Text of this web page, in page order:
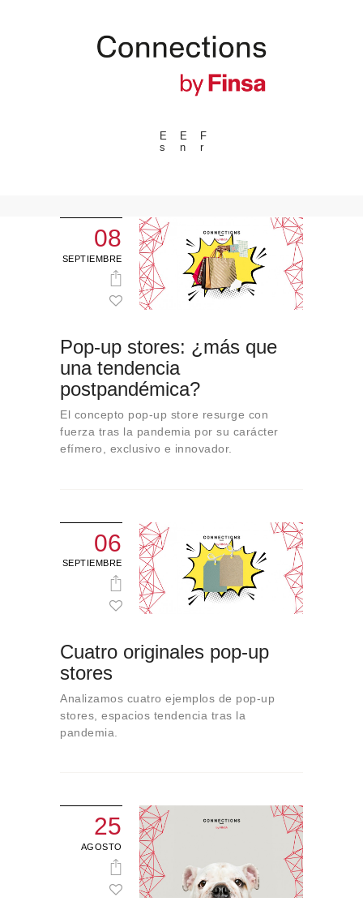
E
s
E
n
F
r
---ENLACES---
Eventos
Espacios
Materiales
Tecnologia
Colaboraciones
Sobre Connections
by Finsa
Contacto
08
SEPTIEMBRE
Pop-up stores: ¿más que
una tendencia
postpandémica?
El concepto pop-up store resurge con
fuerza tras la pandemia por su carácter
efímero, exclusivo e innovador.
06
SEPTIEMBRE
Cuatro originales pop-up
stores
Analizamos cuatro ejemplos de pop-up
stores, espacios tendencia tras la
pandemia.
25
AGOSTO